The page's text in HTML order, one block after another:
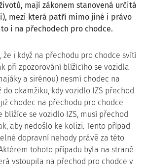
mají zákonem stanovená určitá
mezi která patří mimo jiné i právo
i na přechodech pro chodce.
že i když na přechodu pro chodce svítí
při zpozorování blížícího se vozidla
a sirénou) nesmí chodec na
okamžiku, kdy vozidlo IZS přechod
chodec na přechodu pro chodce
blížíce se vozidlo IZS, musí přechod
aby nedošlo ke kolizi. Tento případ
dopravní nehody právě za této
tohoto případu byla na straně
vstoupila na přechod pro chodce v